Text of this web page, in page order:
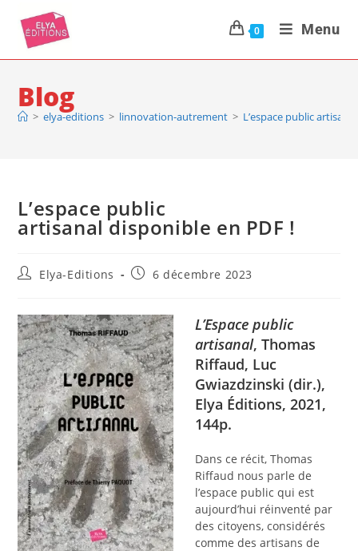
0 Menu
Blog
> elya-editions > linnovation-autrement > L’espace public
L’espace public
artisanal disponible en PDF !
Elya-Editions 6 décembre 2023
L’Espace public
artisanal, Thomas
Riffaud, Luc
Gwiazdzinski (dir.),
Elya Éditions,2021,
144p.
Dans ce récit, Thomas
Riffaud nous parle de
l’espace public qui est
aujourd’hui réinventé par
des citoyens, considérés
comme des artisans de